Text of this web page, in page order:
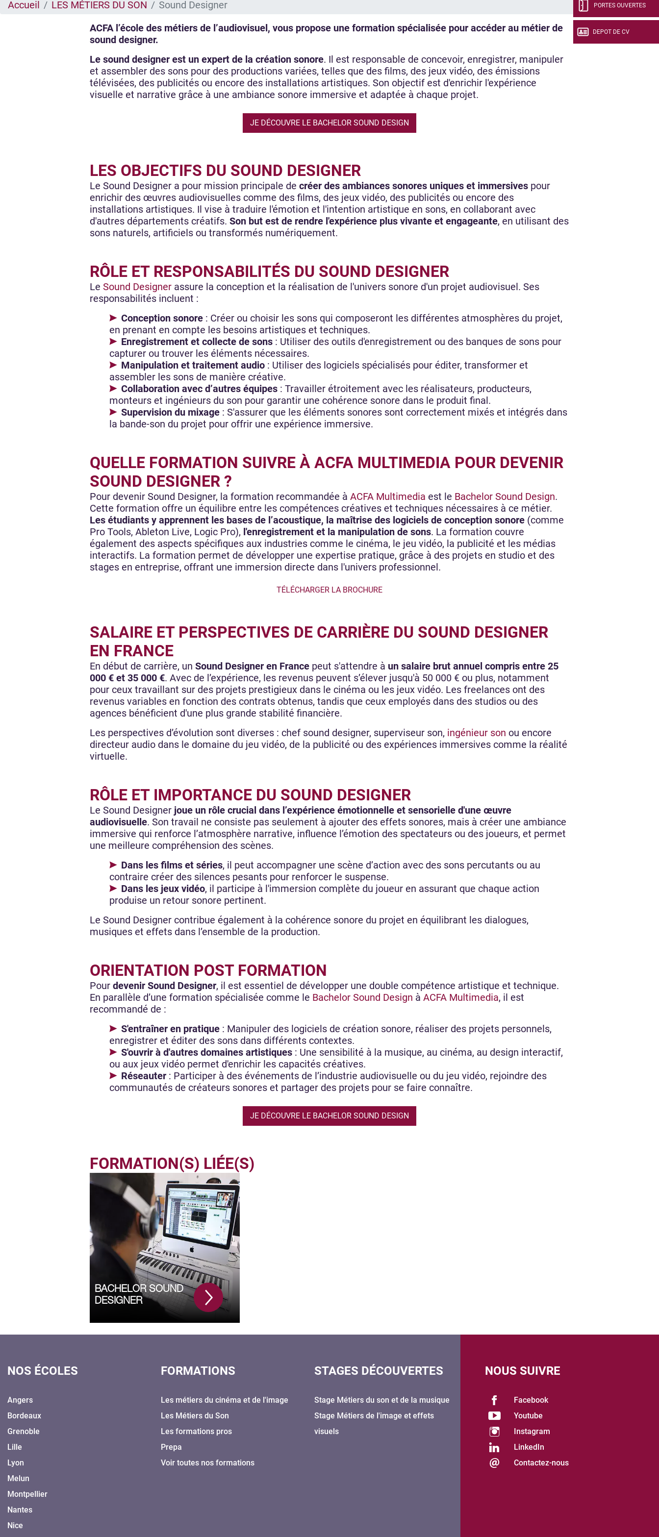
PORTES OUVERTES
DEPOT DE CV
Accueil LES MÉTIERS DU SON
Sound Designer
ACFA l’école des métiers de l’audiovisuel, vous propose une formation spécialisée pour accéder au métier de
sound designer.
Le sound designer est un expert de la création sonore. Il est responsable de concevoir, enregistrer, manipuler
et assembler des sons pour des productions variées, telles que des films, des jeux vidéo, des émissions
télévisées, des publicités ou encore des installations artistiques. Son objectif est d'enrichir l'expérience
visuelle et narrative grâce à une ambiance sonore immersive et adaptée à chaque projet.
JE DÉCOUVRE LE BACHELOR SOUND DESIGN
LES OBJECTIFS DU SOUND DESIGNER
Le Sound Designer a pour mission principale de créer des ambiances sonores uniques et immersives pour
enrichir des œuvres audiovisuelles comme des films, des jeux vidéo, des publicités ou encore des
installations artistiques. Il vise à traduire l'émotion et l'intention artistique en sons, en collaborant avec
d'autres départements créatifs. Son but est de rendre l'expérience plus vivante et engageante, en utilisant des
sons naturels, artificiels ou transformés numériquement.
RÔLE ET RESPONSABILITÉS DU SOUND DESIGNER
Le Sound Designer assure la conception et la réalisation de l'univers sonore d'un projet audiovisuel. Ses
responsabilités incluent :
Conception sonore : Créer ou choisir les sons qui composeront les différentes atmosphères du projet,
en prenant en compte les besoins artistiques et techniques.
Enregistrement et collecte de sons : Utiliser des outils d'enregistrement ou des banques de sons pour
capturer ou trouver les éléments nécessaires.
Manipulation et traitement audio : Utiliser des logiciels spécialisés pour éditer, transformer et
assembler les sons de manière créative.
Collaboration avec d’autres équipes : Travailler étroitement avec les réalisateurs, producteurs,
monteurs et ingénieurs du son pour garantir une cohérence sonore dans le produit final.
Supervision du mixage : S'assurer que les éléments sonores sont correctement mixés et intégrés dans
la bande-son du projet pour offrir une expérience immersive.
QUELLE FORMATION SUIVRE À ACFA MULTIMEDIA POUR DEVENIR
SOUND DESIGNER ?
Pour devenir Sound Designer, la formation recommandée à ACFA Multimedia est le Bachelor Sound Design.
Cette formation offre un équilibre entre les compétences créatives et techniques nécessaires à ce métier.
Les étudiants y apprennent les bases de l’acoustique, la maîtrise des logiciels de conception sonore (comme
Pro Tools, Ableton Live, Logic Pro), l'enregistrement et la manipulation de sons. La formation couvre
également des aspects spécifiques aux industries comme le cinéma, le jeu vidéo, la publicité et les médias
interactifs. La formation permet de développer une expertise pratique, grâce à des projets en studio et des
stages en entreprise, offrant une immersion directe dans l'univers professionnel.
TÉLÉCHARGER LA BROCHURE
SALAIRE ET PERSPECTIVES DE CARRIÈRE DU SOUND DESIGNER
EN FRANCE
En début de carrière, un Sound Designer en France peut s'attendre à un salaire brut annuel compris entre 25
000 € et 35 000 €. Avec de l’expérience, les revenus peuvent s’élever jusqu'à 50 000 € ou plus, notamment
pour ceux travaillant sur des projets prestigieux dans le cinéma ou les jeux vidéo. Les freelances ont des
revenus variables en fonction des contrats obtenus, tandis que ceux employés dans des studios ou des
agences bénéficient d'une plus grande stabilité financière.
Les perspectives d’évolution sont diverses : chef sound designer, superviseur son, ingénieur son ou encore
directeur audio dans le domaine du jeu vidéo, de la publicité ou des expériences immersives comme la réalité
virtuelle.
RÔLE ET IMPORTANCE DU SOUND DESIGNER
Le Sound Designer joue un rôle crucial dans l’expérience émotionnelle et sensorielle d'une œuvre
audiovisuelle. Son travail ne consiste pas seulement à ajouter des effets sonores, mais à créer une ambiance
immersive qui renforce l’atmosphère narrative, influence l’émotion des spectateurs ou des joueurs, et permet
une meilleure compréhension des scènes.
Dans les films et séries, il peut accompagner une scène d’action avec des sons percutants ou au
contraire créer des silences pesants pour renforcer le suspense.
Dans les jeux vidéo, il participe à l'immersion complète du joueur en assurant que chaque action
produise un retour sonore pertinent.
Le Sound Designer contribue également à la cohérence sonore du projet en équilibrant les dialogues,
musiques et effets dans l’ensemble de la production.
ORIENTATION POST FORMATION
Pour devenir Sound Designer, il est essentiel de développer une double compétence artistique et technique.
En parallèle d’une formation spécialisée comme le Bachelor Sound Design à ACFA Multimedia, il est
recommandé de :
S'entraîner en pratique : Manipuler des logiciels de création sonore, réaliser des projets personnels,
enregistrer et éditer des sons dans différents contextes.
S'ouvrir à d'autres domaines artistiques : Une sensibilité à la musique, au cinéma, au design interactif,
ou aux jeux vidéo permet d'enrichir les capacités créatives.
Réseauter : Participer à des événements de l’industrie audiovisuelle ou du jeu vidéo, rejoindre des
communautés de créateurs sonores et partager des projets pour se faire connaître.
JE DÉCOUVRE LE BACHELOR SOUND DESIGN
FORMATION(S) LIÉE(S)
BACHELOR SOUND
DESIGNER
NOS ÉCOLES
Angers
Bordeaux
Grenoble
Lille
Lyon
Melun
Montpellier
Nantes
Nice
FORMATIONS
Les métiers du cinéma et de l'image
Les Métiers du Son
Les formations pros
Prepa
Voir toutes nos formations
STAGES DÉCOUVERTES
Stage Métiers du son et de la musique
Stage Métiers de l'image et effets
visuels
NOUS SUIVRE
Facebook
Youtube
Instagram
LinkedIn
Contactez-nous